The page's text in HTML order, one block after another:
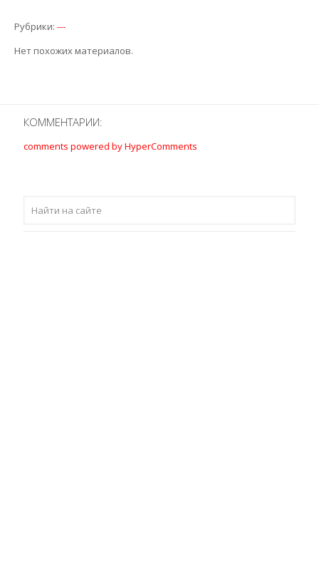
Рубрики: ---
Нет похожих материалов.
КОММЕНТАРИИ:
comments powered by HyperComments